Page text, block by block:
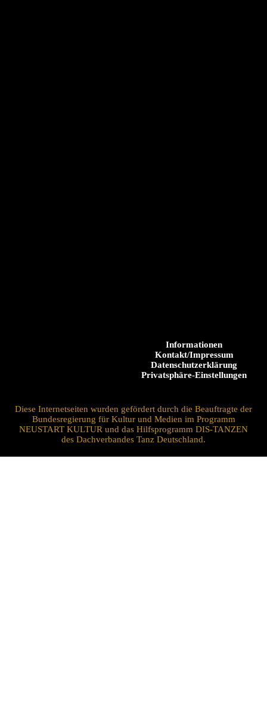
Informationen
Kontakt/Impressum
Datenschutzerklärung
Privatsphäre-Einstellungen
Diese Internetseiten wurden gefördert durch die Beauftragte der
Bundesregierung für Kultur und Medien im Programm
NEUSTART KULTUR und das Hilfsprogramm DIS-TANZEN
des Dachverbandes Tanz Deutschland.